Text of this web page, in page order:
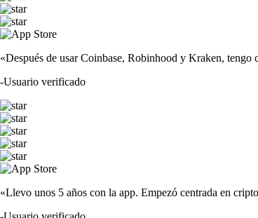
«Después de usar Coinbase, Robinhood y Kraken,
-Usuario verificado
«Llevo unos 5 años con la app. Empezó centrada en